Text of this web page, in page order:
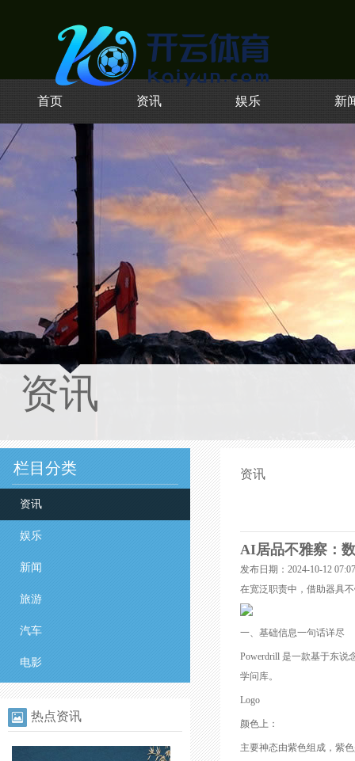
首页 资讯 娱乐 新
资讯
栏目分类
资讯
娱乐
新闻
旅游
汽车
电影
热点资讯
资讯
AI居品不雅察：
发布日期：2024-10-12
在宽泛职责中，借助器具
一、基础信息一句话详尽
Powerdrill 是一款基于东说
学问库。
Logo
颜色上：
主要神态由紫色组成，紫